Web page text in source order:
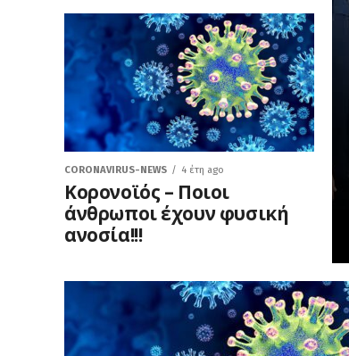
CORONAVIRUS-NEWS 4 έτη ago
Κορονοϊός – Ποιοι
άνθρωποι έχουν φυσική
ανοσία!!!